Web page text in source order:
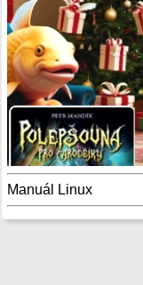
Manuál Linux